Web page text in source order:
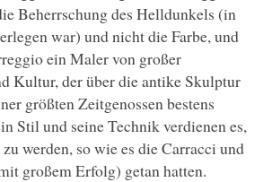
Beherrschung des Helldunkels (in
war) und nicht die Farbe, und
ein Maler von großer
Kultur, der über die antike Skulptur
größten Zeitgenossen bestens
Stil und seine Technik verdienen es,
werden, so wie es die Carracci und
großem Erfolg) getan hatten.